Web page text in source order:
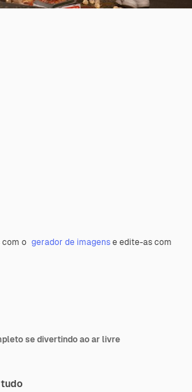
com o gerador de imagense edite-as com
se divertindo ao ar livre